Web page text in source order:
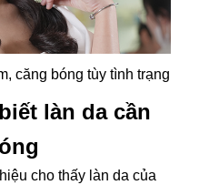
căng bóng tùy tình trạng
làn da cần
cho thấy làn da của